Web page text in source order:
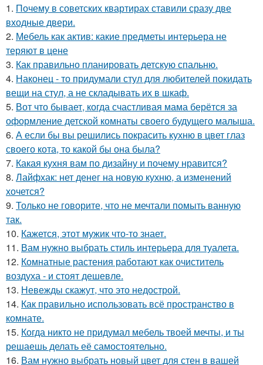
1. Почему в советских квартирах ставили сразу две
входные двери.
2. Мебель как актив: какие предметы интерьера не
теряют в цене
3. Как правильно планировать детскую спальню.
4. Наконец - то придумали стул для любителей покидать
вещи на стул, а не складывать их в шкаф.
5. Вот что бывает, когда счастливая мама берётся за
оформление детской комнаты своего будущего малыша.
6. А если бы вы решились покрасить кухню в цвет глаз
своего кота, то какой бы она была?
7. Какая кухня вам по дизайну и почему нравится?
8. Лайфхак: нет денег на новую кухню, а изменений
хочется?
9. Только не говорите, что не мечтали помыть ванную
так.
10. Кажется, этот мужик что-то знает.
11. Вам нужно выбрать стиль интерьера для туалета.
12. Комнатные растения работают как очиститель
воздуха - и стоят дешевле.
13. Невежды скажут, что это недострой.
14. Как правильно использовать всё пространство в
комнате.
15. Когда никто не придумал мебель твоей мечты, и ты
решаешь делать её самостоятельно.
16. Вам нужно выбрать новый цвет для стен в вашей